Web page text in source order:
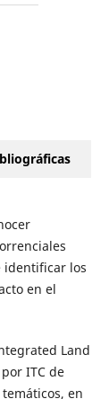
identificar los
en el
Land
ITC de
en